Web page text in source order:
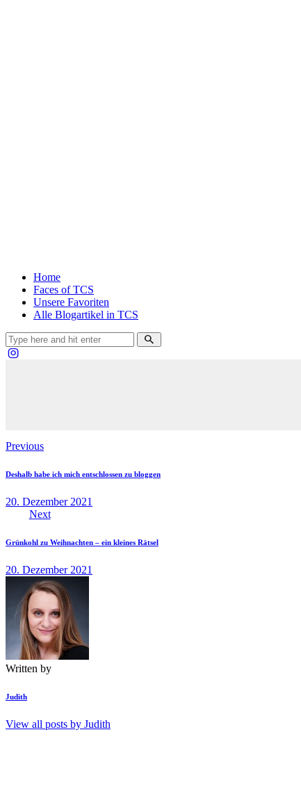
Home
Faces of TCS
Unsere Favoriten
Alle Blogartikel in TCS
Beitragsnavigation
Previous
Deshalb habe ich mich entschlossen zu bloggen
20. Dezember 2021
Next
Grünkohl zu Weihnachten – ein kleines Rätsel
20. Dezember 2021
Written by
Judith
View all posts by Judith